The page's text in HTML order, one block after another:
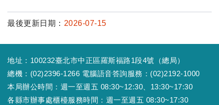
最後更新日期： 2026-07-15
地址：100232臺北市中正區羅斯福路1段4號（總局）
總機：(02)2396-1266 電腦語音答詢服務：(02)2192-1000
本局辦公時間：週一至週五 08:30~12:30、13:30~17:30
各縣市辦事處櫃檯服務時間：週一至週五 08:30~17:30